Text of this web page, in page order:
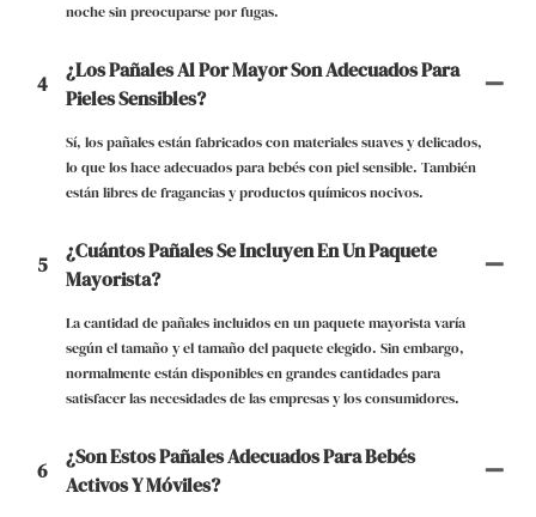
noche sin preocuparse por fugas.
4
¿Los Pañales Al Por Mayor Son Adecuados Para
Pieles Sensibles?
Sí, los pañales están fabricados con materiales suaves y delicados,
lo que los hace adecuados para bebés con piel sensible. También
están libres de fragancias y productos químicos nocivos.
5
¿Cuántos Pañales Se Incluyen En Un Paquete
Mayorista?
La cantidad de pañales incluidos en un paquete mayorista varía
según el tamaño y el tamaño del paquete elegido. Sin embargo,
normalmente están disponibles en grandes cantidades para
satisfacer las necesidades de las empresas y los consumidores.
6
¿Son Estos Pañales Adecuados Para Bebés
Activos Y Móviles?